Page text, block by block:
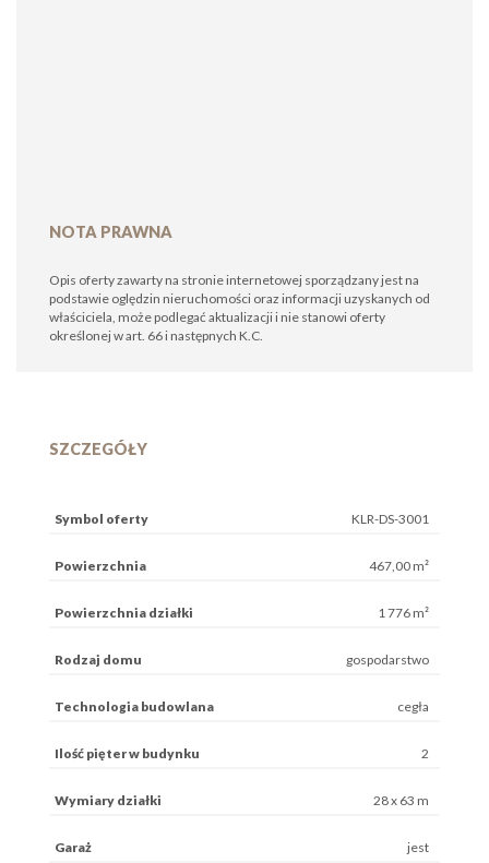
NOTA PRAWNA
Opis oferty zawarty na stronie internetowej sporządzany jest na
podstawie oględzin nieruchomości oraz informacji uzyskanych od
właściciela, może podlegać aktualizacji i nie stanowi oferty
określonej w art. 66 i następnych K.C.
SZCZEGÓŁY
Symbol oferty KLR-DS-3001
Powierzchnia 467,00 m²
Powierzchnia działki 1 776 m²
Rodzaj domu gospodarstwo
Technologia budowlana cegła
Ilość pięter w budynku 2
Wymiary działki 28 x 63 m
Garaż jest